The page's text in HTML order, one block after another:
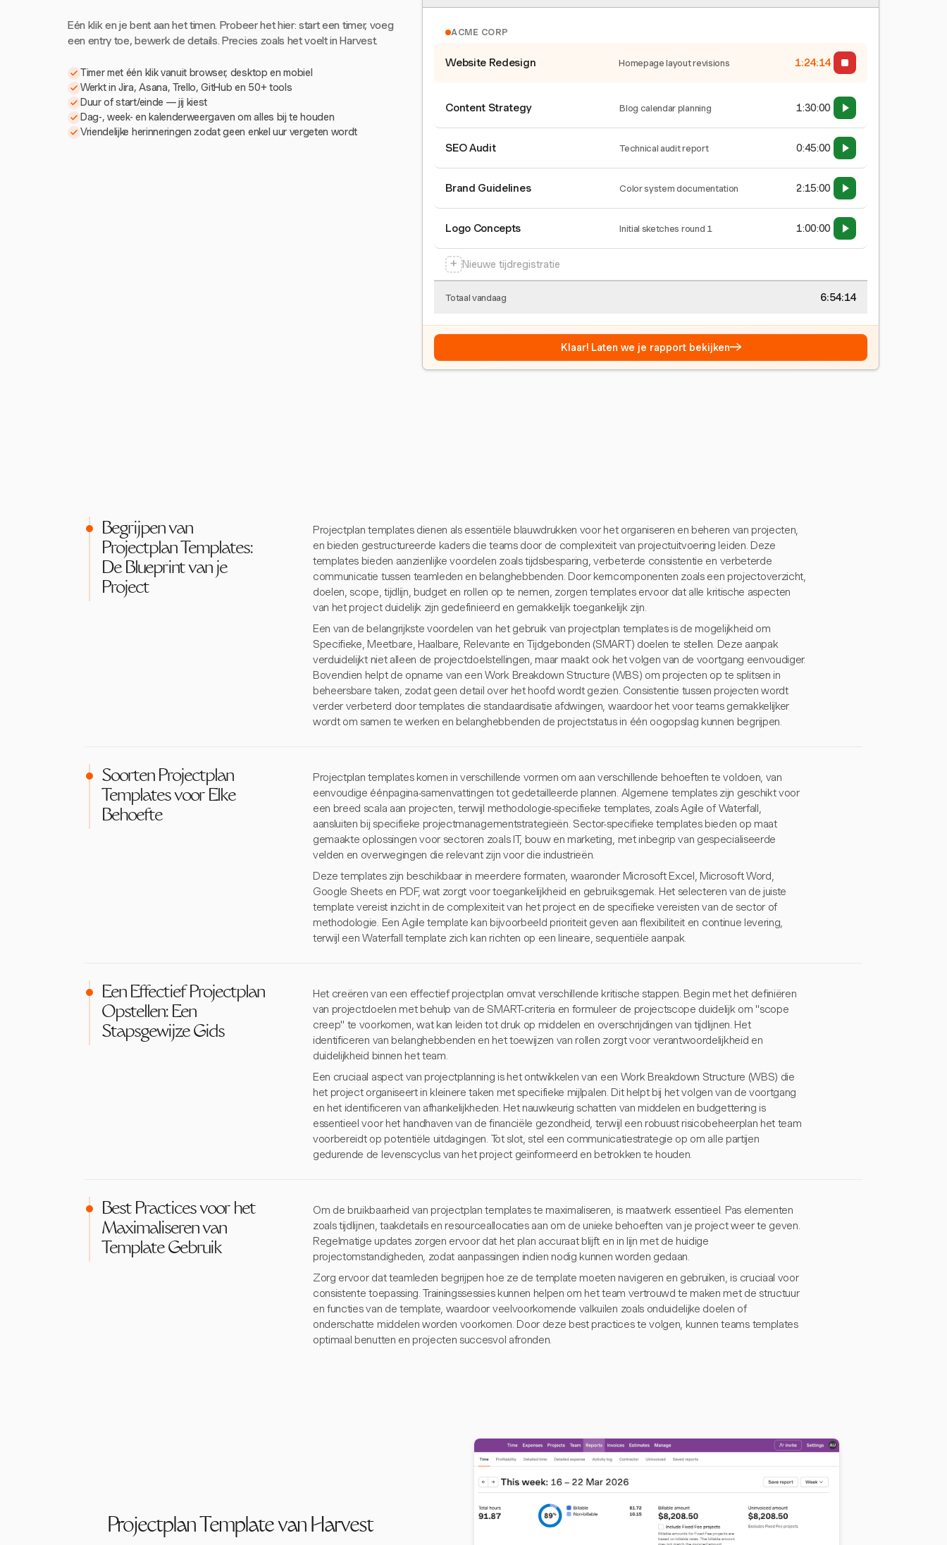
Eén klik en je bent aan het timen. Probeer het hier: start een timer, voeg
een entry toe, bewerk de details. Precies zoals het voelt in Harvest.
Timer met één klik vanuit browser, desktop en mobiel
Werkt in Jira, Asana, Trello, GitHub en 50+ tools
Duur of start/einde — jij kiest
Dag-, week- en kalenderweergaven om alles bij te houden
Vriendelijke herinneringen zodat geen enkel uur vergeten wordt
ACME CORP
Website Redesign Homepage layout revisions 1:24:14
Content Strategy Blog calendar planning 1:30:00
SEO Audit Technical audit report 0:45:00
Brand Guidelines Color system documentation 2:15:00
Logo Concepts Initial sketches round 1 1:00:00
+ Nieuwe tijdregistratie
Totaal vandaag 6:54:14
Klaar! Laten we je rapport bekijken→
Begrijpen van
Projectplan Templates:
De Blueprint van je
Project
Projectplan templates dienen als essentiële blauwdrukken voor het organiseren en beheren van projecten,
en bieden gestructureerde kaders die teams door de complexiteit van projectuitvoering leiden. Deze
templates bieden aanzienlijke voordelen zoals tijdsbesparing, verbeterde consistentie en verbeterde
communicatie tussen teamleden en belanghebbenden. Door kerncomponenten zoals een projectoverzicht,
doelen, scope, tijdlijn, budget en rollen op te nemen, zorgen templates ervoor dat alle kritische aspecten
van het project duidelijk zijn gedefinieerd en gemakkelijk toegankelijk zijn.
Een van de belangrijkste voordelen van het gebruik van projectplan templates is de mogelijkheid om
Specifieke, Meetbare, Haalbare, Relevante en Tijdgebonden (SMART) doelen te stellen. Deze aanpak
verduidelijkt niet alleen de projectdoelstellingen, maar maakt ook het volgen van de voortgang eenvoudiger.
Bovendien helpt de opname van een Work Breakdown Structure (WBS) om projecten op te splitsen in
beheersbare taken, zodat geen detail over het hoofd wordt gezien. Consistentie tussen projecten wordt
verder verbeterd door templates die standaardisatie afdwingen, waardoor het voor teams gemakkelijker
wordt om samen te werken en belanghebbenden de projectstatus in één oogopslag kunnen begrijpen.
Soorten Projectplan
Templates voor Elke
Behoefte
Projectplan templates komen in verschillende vormen om aan verschillende behoeften te voldoen, van
eenvoudige éénpagina-samenvattingen tot gedetailleerde plannen. Algemene templates zijn geschikt voor
een breed scala aan projecten, terwijl methodologie-specifieke templates, zoals Agile of Waterfall,
aansluiten bij specifieke projectmanagementstrategieën. Sector-specifieke templates bieden op maat
gemaakte oplossingen voor sectoren zoals IT, bouw en marketing, met inbegrip van gespecialiseerde
velden en overwegingen die relevant zijn voor die industrieën.
Deze templates zijn beschikbaar in meerdere formaten, waaronder Microsoft Excel, Microsoft Word,
Google Sheets en PDF, wat zorgt voor toegankelijkheid en gebruiksgemak. Het selecteren van de juiste
template vereist inzicht in de complexiteit van het project en de specifieke vereisten van de sector of
methodologie. Een Agile template kan bijvoorbeeld prioriteit geven aan flexibiliteit en continue levering,
terwijl een Waterfall template zich kan richten op een lineaire, sequentiële aanpak.
Een Effectief Projectplan
Opstellen: Een
Stapsgewijze Gids
Het creëren van een effectief projectplan omvat verschillende kritische stappen. Begin met het definiëren
van projectdoelen met behulp van de SMART-criteria en formuleer de projectscope duidelijk om "scope
creep" te voorkomen, wat kan leiden tot druk op middelen en overschrijdingen van tijdlijnen. Het
identificeren van belanghebbenden en het toewijzen van rollen zorgt voor verantwoordelijkheid en
duidelijkheid binnen het team.
Een cruciaal aspect van projectplanning is het ontwikkelen van een Work Breakdown Structure (WBS) die
het project organiseert in kleinere taken met specifieke mijlpalen. Dit helpt bij het volgen van de voortgang
en het identificeren van afhankelijkheden. Het nauwkeurig schatten van middelen en budgettering is
essentieel voor het handhaven van de financiële gezondheid, terwijl een robuust risicobeheerplan het team
voorbereidt op potentiële uitdagingen. Tot slot, stel een communicatiestrategie op om alle partijen
gedurende de levenscyclus van het project geïnformeerd en betrokken te houden.
Best Practices voor het
Maximaliseren van
Template Gebruik
Om de bruikbaarheid van projectplan templates te maximaliseren, is maatwerk essentieel. Pas elementen
zoals tijdlijnen, taakdetails en resourceallocaties aan om de unieke behoeften van je project weer te geven.
Regelmatige updates zorgen ervoor dat het plan accuraat blijft en in lijn met de huidige
projectomstandigheden, zodat aanpassingen indien nodig kunnen worden gedaan.
Zorg ervoor dat teamleden begrijpen hoe ze de template moeten navigeren en gebruiken, is cruciaal voor
consistente toepassing. Trainingssessies kunnen helpen om het team vertrouwd te maken met de structuur
en functies van de template, waardoor veelvoorkomende valkuilen zoals onduidelijke doelen of
onderschatte middelen worden voorkomen. Door deze best practices te volgen, kunnen teams templates
optimaal benutten en projecten succesvol afronden.
Projectplan Template van Harvest